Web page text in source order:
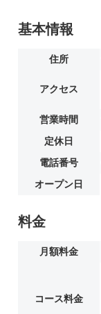
基本情報
住所
アクセス
営業時間
定休日
電話番号
オープン日
料金
月額料金
コース料金